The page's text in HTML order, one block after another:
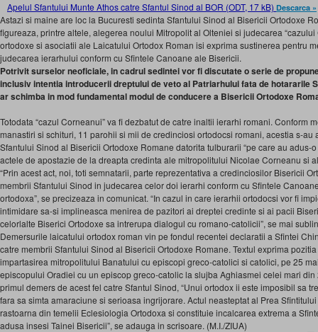
Apelul Sfantului Munte Athos catre Sfantul Sinod al BOR (ODT, 17 kB) Descarca »
Astazi si maine are loc la Bucuresti sedinta Sfantului Sinod al Bisericii Ortodoxe
figureaza, printre altele, alegerea noului Mitropolit al Olteniei si judecarea
ortodoxe si asociatii ale Laicatului Ortodox Roman isi exprima sustinerea pentru
judecarea ierarhului conform cu Sfintele Canoane ale Bisericii.
Potrivit surselor neoficiale, in cadrul sedintei vor fi discutate o serie de
inclusiv intentia introducerii dreptului de veto al Patriarhului fata de hotararile
ar schimba in mod fundamental modul de conducere a Bisericii Ortodoxe
Totodata “cazul Corneanui” va fi dezbatut de catre inaltii ierarhi romani. Conform
manastiri si schituri, 11 parohii si mii de credinciosi ortodocsi romani, acestia s-
Sfantului Sinod al Bisericii Ortodoxe Romane datorita tulburarii “pe care au adus-
actele de apostazie de la dreapta credinta ale mitropolitului Nicolae Corneanu si
“Prin acest act, noi, toti semnatarii, parte reprezentativa a credinciosilor Bisericii
membrii Sfantului Sinod in judecarea celor doi ierarhi conform cu Sfintele
ortodoxa”, se precizeaza in comunicat. “In cazul in care ierarhii ortodocsi vor fi
intimidare sa-si implineasca menirea de pazitori ai dreptei credinte si ai pacii
celorlalte Biserici Ortodoxe sa intrerupa dialogul cu romano-catolicii”, se mai
Demersurile laicatului ortodox roman vin pe fondul recentei declaratii a Sfintei
catre membrii Sfantului Sinod al Bisericii Ortodoxe Romane. Textul exprima
impartasirea mitropolitului Banatului cu episcopi greco-catolici si catolici, pe 25
episcopului Oradiei cu un episcop greco-catolic la slujba Aghiasmei celei mari
primul demers de acest fel catre Sfantul Sinod, “Unui ortodox ii este imposibil sa
fara sa simta amaraciune si serioasa ingrijorare. Actul neasteptat al Prea
rastoarna din temelii Eclesiologia Ortodoxa si constituie incalcarea extrema a
adusa insesi Tainei Bisericii”, se adauga in scrisoare. (M.I./ZIUA)